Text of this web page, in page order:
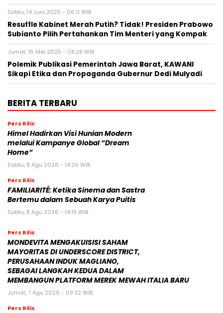
Sabtu, 14 Juni 2025 - 06:11 WIB
Resuffle Kabinet Merah Putih? Tidak! Presiden Prabowo
Subianto Pilih Pertahankan Tim Menteri yang Kompak
Jumat, 16 Mei 2025 - 08:28 WIB
Polemik Publikasi Pemerintah Jawa Barat, KAWANI
Sikapi Etika dan Propaganda Gubernur Dedi Mulyadi
BERITA TERBARU
Pers Rilis
Himel Hadirkan Visi Hunian Modern
melalui Kampanye Global “Dream
Home”
Sabtu, 8 Agu 2026 - 14:26 WIB
Pers Rilis
FAMILIARITÉ: Ketika Sinema dan Sastra
Bertemu dalam Sebuah Karya Puitis
Sabtu, 8 Agu 2026 - 14:19 WIB
Pers Rilis
MONDEVITA MENGAKUISISI SAHAM
MAYORITAS DI UNDERSCORE DISTRICT,
PERUSAHAAN INDUK MAGLIANO,
SEBAGAI LANGKAH KEDUA DALAM
MEMBANGUN PLATFORM MEREK MEWAH ITALIA BARU
Jumat, 7 Agu 2026 - 09:32 WIB
Pers Rilis